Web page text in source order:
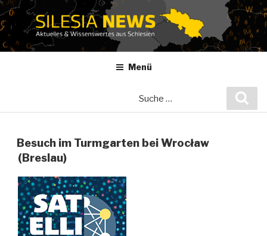
Zum
Inhalt
springen
Menü
Besuch im Turmgarten bei Wrocław
(Breslau)